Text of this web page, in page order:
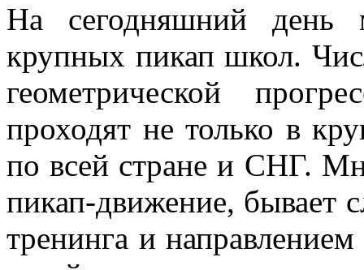
На сегодняшний день
крупных пикап школ.
геометрической
проходят не только в
по всей стране и СНГ.
пикап-движение, бывает
тренинга и